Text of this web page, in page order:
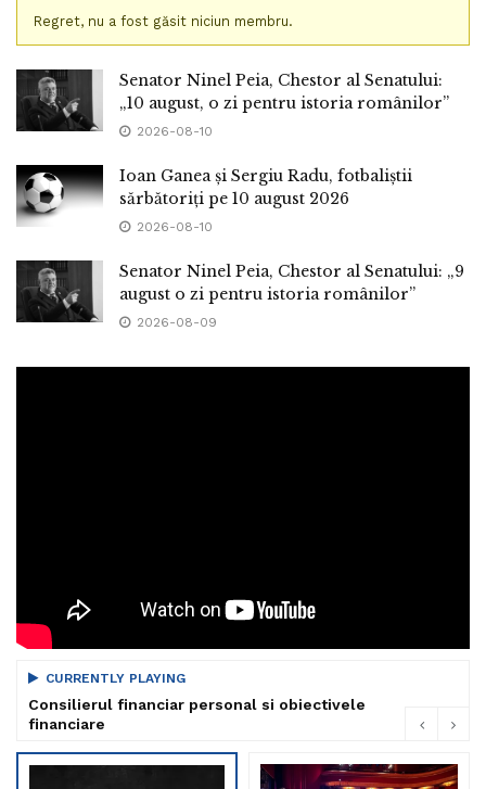
Prieteni
Regret, nu a fost găsit niciun membru.
Senator Ninel Peia, Chestor al Senatului:
„10 august, o zi pentru istoria românilor”
2026-08-10
Ioan Ganea și Sergiu Radu, fotbaliștii
sărbătoriți pe 10 august 2026
2026-08-10
Senator Ninel Peia, Chestor al Senatului: „9
august o zi pentru istoria românilor”
2026-08-09
CURRENTLY PLAYING
Consilierul financiar personal si obiectivele
financiare